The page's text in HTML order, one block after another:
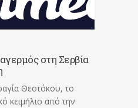
στη Σερβία
Θεοτόκου, το
κειμήλιο από την